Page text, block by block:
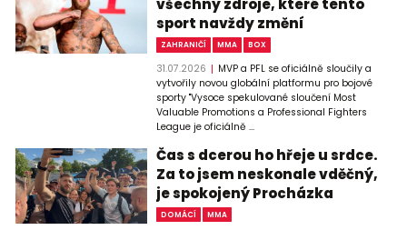
všechny zdroje, které tento
sport navždy změní
ZAHRANIČÍ MMA BOX
31.07.2026
MVP a PFL se oficiálně sloučily a
vytvořily novou globální platformu pro bojové
sporty "Vysoce spekulované sloučení Most
Valuable Promotions a Professional Fighters
League je oficiálně ...
Čas s dcerou ho hřeje u srdce.
Za to jsem neskonale vděčný,
je spokojený Procházka
DOMÁCÍ MMA